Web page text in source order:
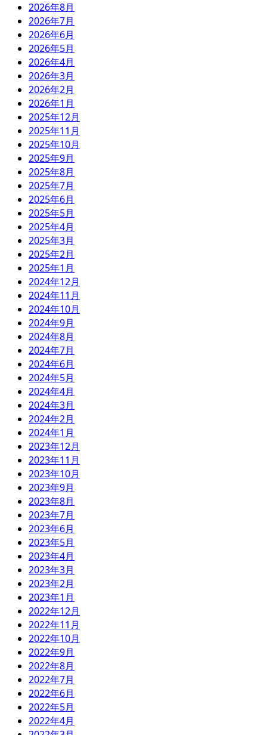
2026年8月
2026年7月
2026年6月
2026年5月
2026年4月
2026年3月
2026年2月
2026年1月
2025年12月
2025年11月
2025年10月
2025年9月
2025年8月
2025年7月
2025年6月
2025年5月
2025年4月
2025年3月
2025年2月
2025年1月
2024年12月
2024年11月
2024年10月
2024年9月
2024年8月
2024年7月
2024年6月
2024年5月
2024年4月
2024年3月
2024年2月
2024年1月
2023年12月
2023年11月
2023年10月
2023年9月
2023年8月
2023年7月
2023年6月
2023年5月
2023年4月
2023年3月
2023年2月
2023年1月
2022年12月
2022年11月
2022年10月
2022年9月
2022年8月
2022年7月
2022年6月
2022年5月
2022年4月